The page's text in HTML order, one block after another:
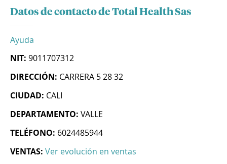
Datos de contacto de Total Health Sas
Ayuda
NIT: 9011707312
DIRECCIÓN: CARRERA 5 28 32
CIUDAD: CALI
DEPARTAMENTO: VALLE
TELÉFONO: 6024485944
VENTAS: Ver evolución en ventas